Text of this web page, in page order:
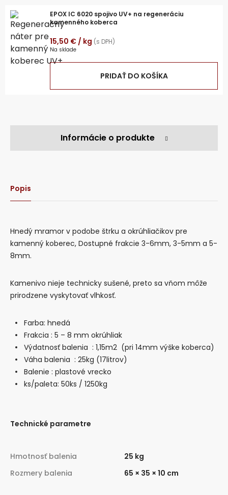
EPOX IC 6020 spojivo UV+ na regeneráciu
kamenného koberca
15,50 € / kg (s DPH)
Na sklade
PRIDAŤ DO KOŠÍKA
Informácie o produkte
Popis
Hnedý mramor v podobe štrku a okrúhliačikov pre
kamenný koberec, Dostupné frakcie 3-6mm, 3-5mm a 5-
8mm.
Kamenivo nieje technicky sušené, preto sa vňom môže
prirodzene vyskytovať vlhkosť.
Farba: hnedá
Frakcia : 5 – 8 mm okrúhliak
Výdatnosť balenia : 1,15m2 (pri 14mm výške koberca)
Váha balenia : 25kg (17litrov)
Balenie : plastové vrecko
ks/paleta: 50ks / 1250kg
Technické parametre
Hmotnosť balenia
25 kg
Rozmery balenia
65 × 35 × 10 cm